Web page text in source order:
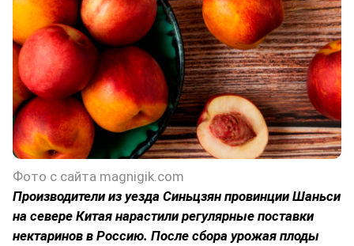
Фото с сайта magnigik.com
Производители из уезда Синьцзян провинции Шаньси
на севере Китая нарастили регулярные поставки
нектаринов в Россию. После сбора урожая плоды